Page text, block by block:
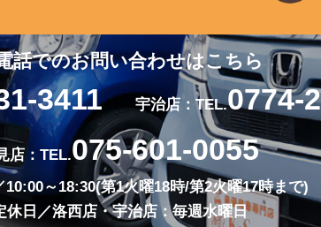
話でのお問い合わせはこちら
3411 宇治店：TEL.0774-
店：TEL.075-601-0055
10:00～18:30(第1火曜18時/第2火曜17時まで)
休日／洛西店・宇治店：毎週水曜日